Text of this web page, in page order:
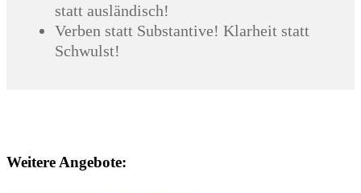
statt ausländisch!
Verben statt Substantive! Klarheit statt
Schwulst!
Weitere Angebote: